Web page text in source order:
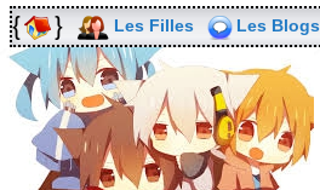
Les Filles Les Blogs